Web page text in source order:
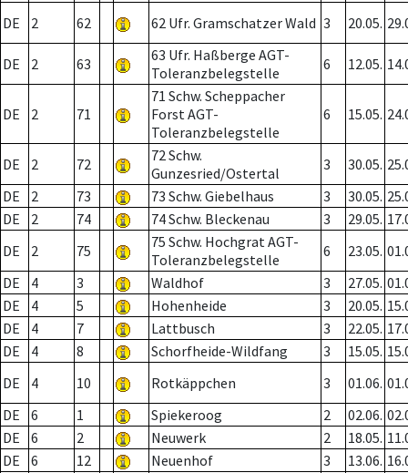
DE
2 62 62 Ufr. Gramschatzer Wald 3 20.05.
DE 2 63
63 Ufr. Haßberge AGT-
Toleranzbelegstelle
6 12.05.
DE 2 71
71 Schw. Scheppacher
Forst AGT-
Toleranzbelegstelle
6 15.05.
DE 2 72
72 Schw.
Gunzesried/Ostertal
3 30.05.
DE
2 73 73 Schw. Giebelhaus 3 30.05.
DE
2 74 74 Schw. Bleckenau 3 29.05.
DE
2 75
75 Schw. Hochgrat AGT-
Toleranzbelegstelle
6 23.05.
DE
4 3 Waldhof 3 27.05.
DE
4 5 Hohenheide 3 20.05.
DE
4 7 Lattbusch 3 22.05.
DE
4 8 Schorfheide-Wildfang 3 15.05.
DE
4 10 Rotkäppchen 3 01.06.
DE
6 1 Spiekeroog 2 02.06.
DE
6 2 Neuwerk 2 18.05.
DE
6 12 Neuenhof 3 13.06.